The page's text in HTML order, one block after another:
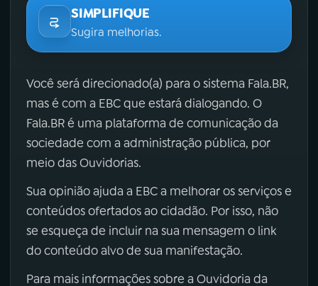
SIMPLIFIQUE
Sugira melhorias.
Você será direcionado(a) para o sistema Fala.BR,
mas é com a EBC que estará dialogando. O
Fala.BR é uma plataforma de comunicação da
sociedade com a administração pública, por
meio das Ouvidorias.
Sua opinião ajuda a EBC a melhorar os serviços e
conteúdos ofertados ao cidadão. Por isso, não
se esqueça de incluir na sua mensagem o link
do conteúdo alvo de sua manifestação.
Para mais informações sobre a Ouvidoria da